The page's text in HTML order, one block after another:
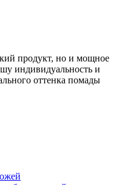
продукт, но и мощное
индивидуальность и
оттенка помады